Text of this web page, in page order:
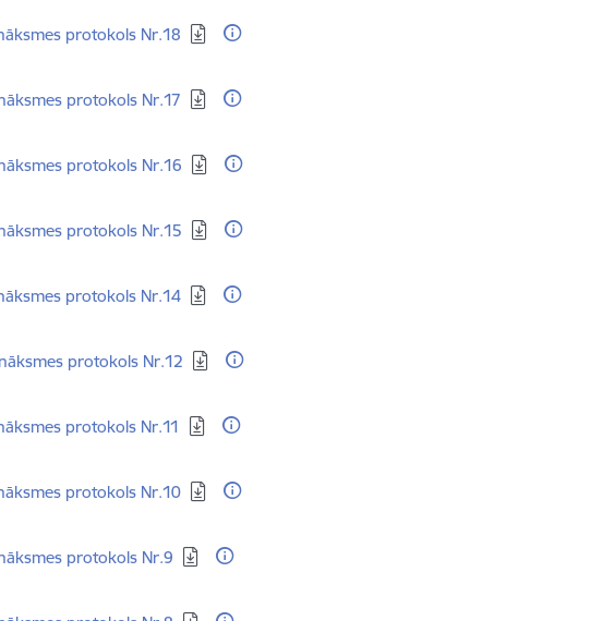
protokols Nr.18
protokols Nr.17
protokols Nr.16
protokols Nr.15
protokols Nr.14
protokols Nr.12
protokols Nr.11
protokols Nr.10
protokols Nr.9